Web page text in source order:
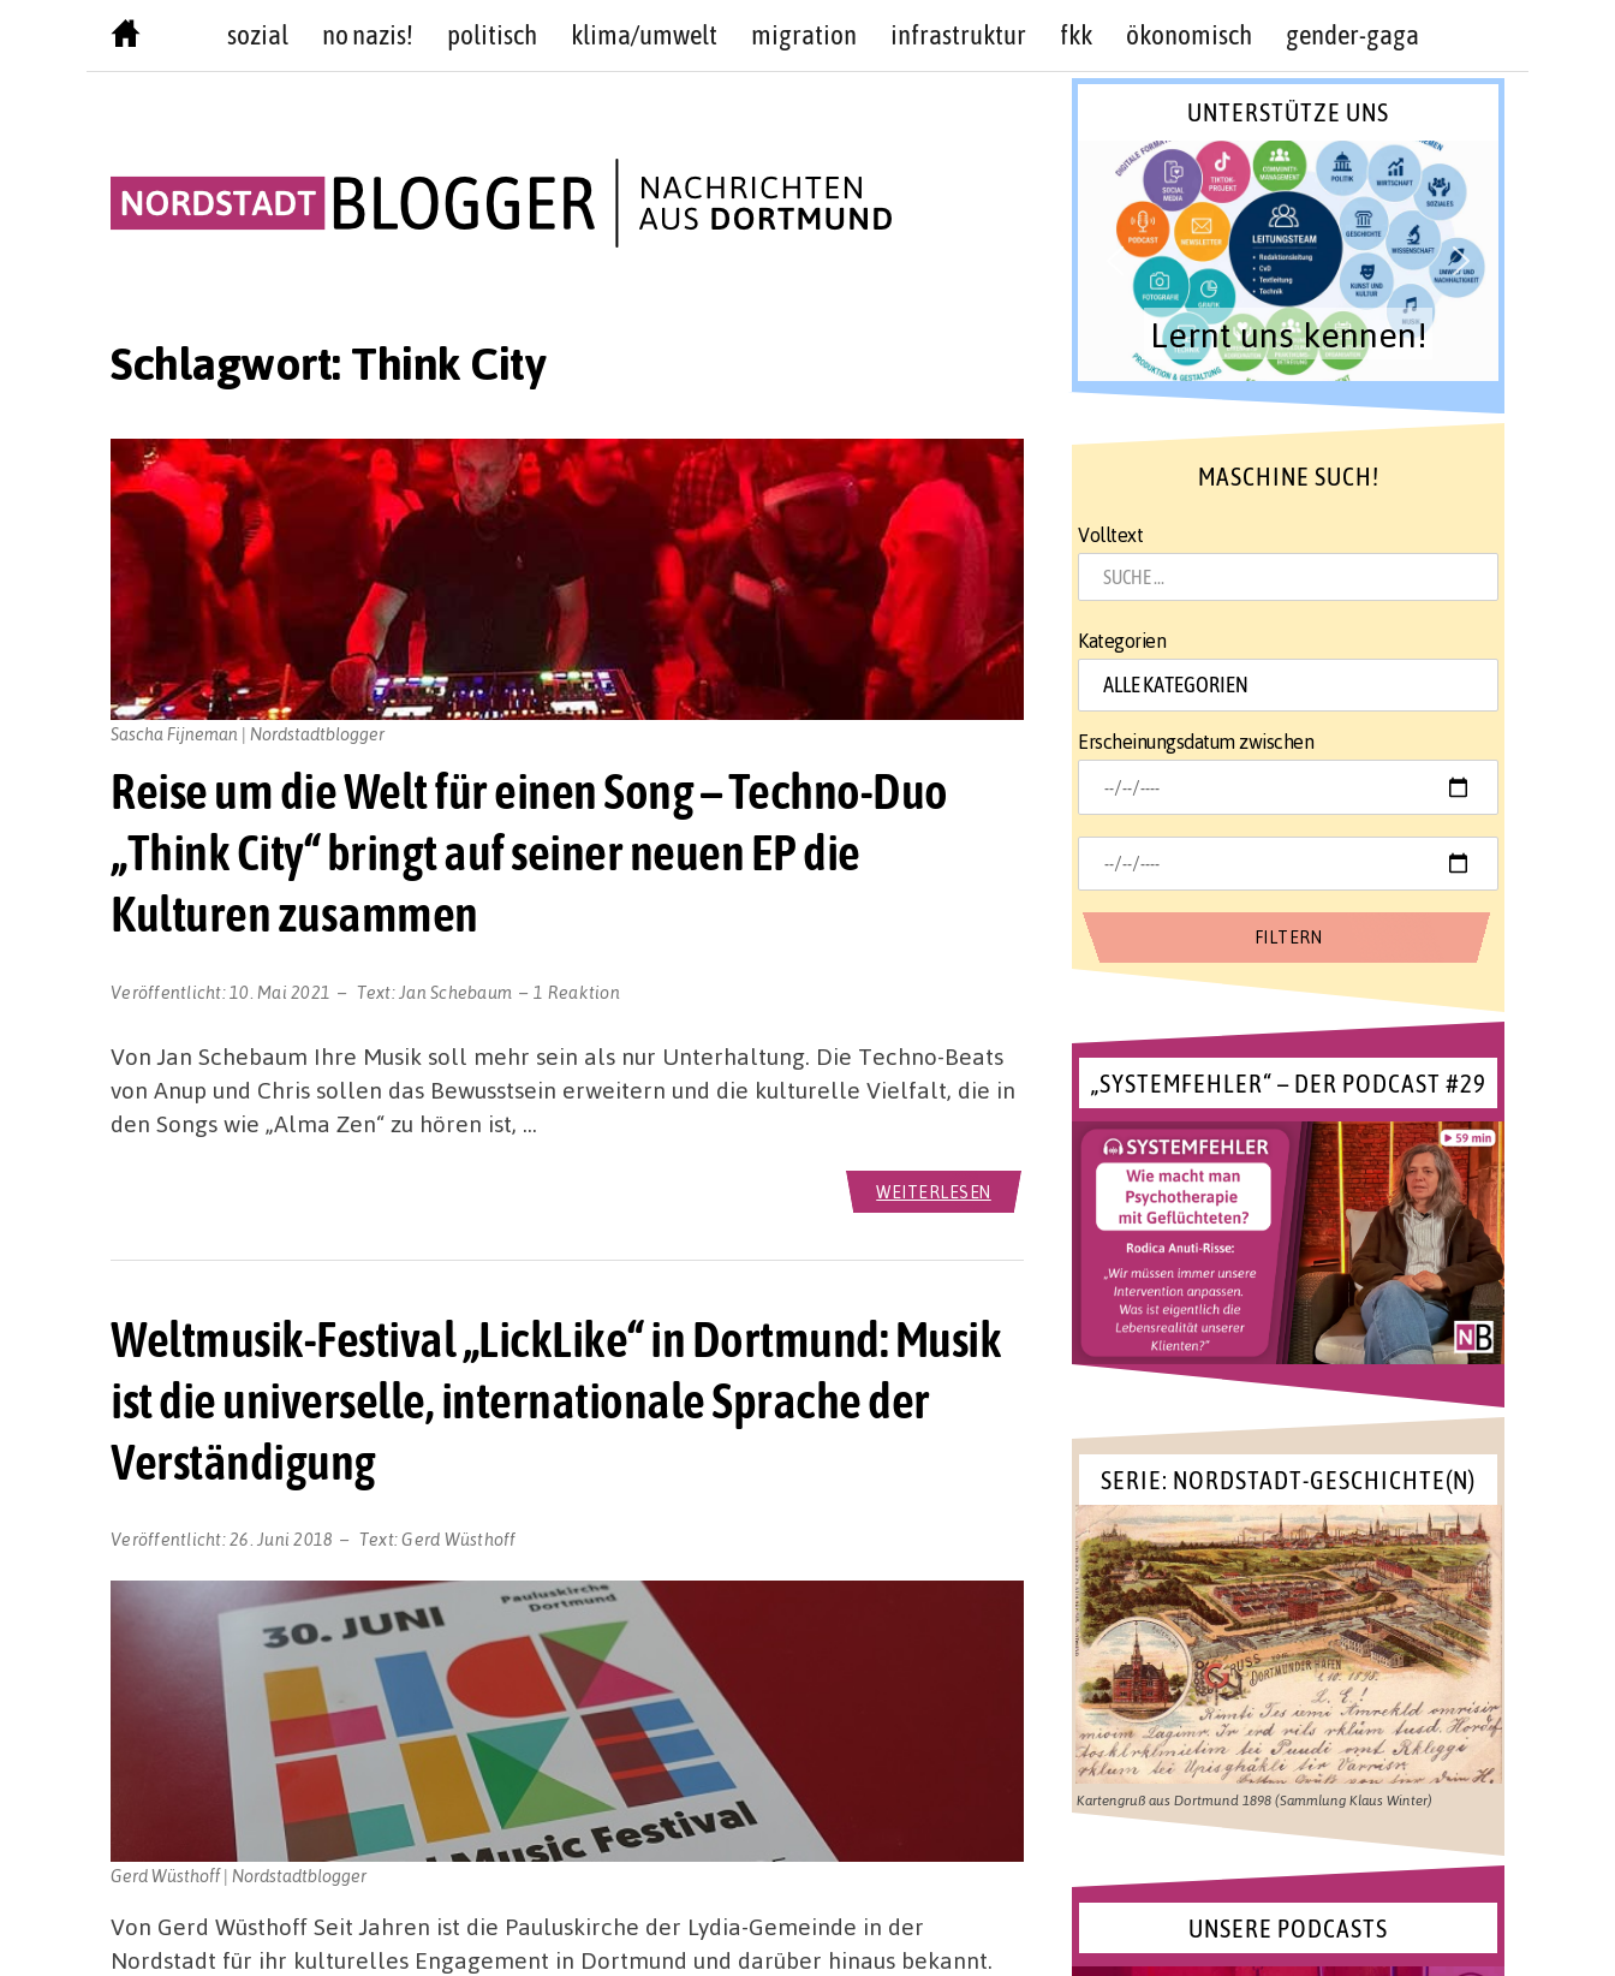
sozial no nazis! politisch klima/umwelt migration infrastruktur fkk ökonomisch gender-gaga
Schlagwort: Think City
Reise um die Welt für einen Song – Techno-Duo
„Think City“ bringt auf seiner neuen EP die
Kulturen zusammen
Veröffentlicht: 10. Mai 2021 Text: Jan Schebaum 1 Reaktion
Sascha Fijneman | Nordstadtblogger
Von Jan Schebaum Ihre Musik soll mehr sein als nur Unterhaltung. Die Techno-Beats
von Anup und Chris sollen das Bewusstsein erweitern und die kulturelle Vielfalt, die in
den Songs wie „Alma Zen“ zu hören ist, …
WEITERLESEN
Weltmusik-Festival „LickLike“ in Dortmund: Musik
ist die universelle, internationale Sprache der
Verständigung
Veröffentlicht:26. Juni 2018 Text:Gerd Wüsthoff
Gerd Wüsthoff | Nordstadtblogger
Von Gerd Wüsthoff Seit Jahren ist die Pauluskirche der Lydia-Gemeinde in der
Nordstadt für ihr kulturelles Engagement in Dortmund und darüber hinaus bekannt.
UNTERSTÜTZE UNS
Lernt uns kennen!
MASCHINE SUCH!
Volltext
Kategorien
Erscheinungsdatum zwischen
„SYSTEMFEHLER“ – DER PODCAST #29
SERIE: NORDSTADT-GESCHICHTE(N)
Kartengruß aus Dortmund 1898 (Sammlung Klaus Winter)
UNSERE PODCASTS